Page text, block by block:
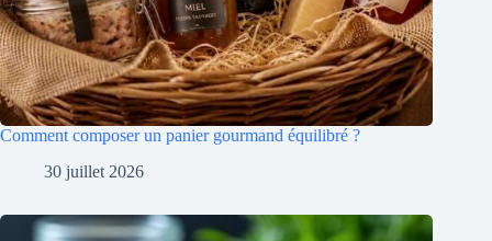
Comment composer un panier gourmand équilibré ?
30 juillet 2026